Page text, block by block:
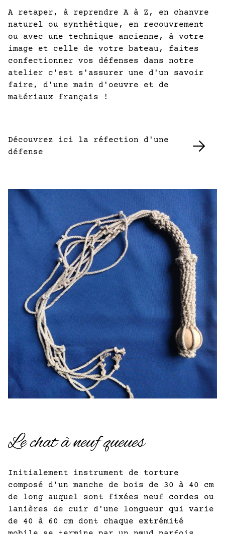
A retaper, à reprendre A à Z, en chanvre
naturel ou synthétique, en recouvrement
ou avec une technique ancienne, à votre
image et celle de votre bateau, faites
confectionner vos défenses dans notre
atelier c'est s'assurer une d'un savoir
faire, d'une main d'oeuvre et de
matériaux français !
Découvrez ici la réfection d'une
défense
Le chat à neuf queues
Initialement instrument de torture
composé d'un manche de bois de 30 à 40 cm
de long auquel sont fixées neuf cordes ou
lanières de cuir d'une longueur qui varie
de 40 à 60 cm dont chaque extrémité